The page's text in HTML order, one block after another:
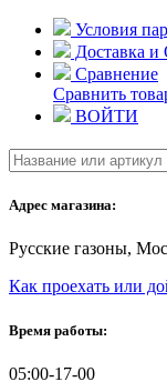
Skip
content
Условия
Доставка и
Сравнение
Сравнить
ВОЙТИ
Адрес магазина:
Русские газоны,
Как проехать или
Время работы:
05:00-17-00